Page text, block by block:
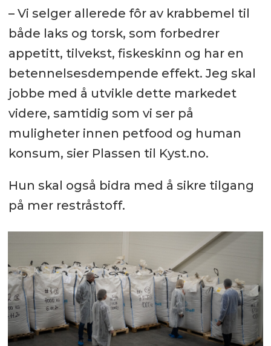
– Vi selger allerede fôr av krabbemel til
både laks og torsk, som forbedrer
appetitt, tilvekst, fiskeskinn og har en
betennelsesdempende effekt. Jeg skal
jobbe med å utvikle dette markedet
videre, samtidig som vi ser på
muligheter innen petfood og human
konsum, sier Plassen til Kyst.no.
Hun skal også bidra med å sikre tilgang
på mer restråstoff.